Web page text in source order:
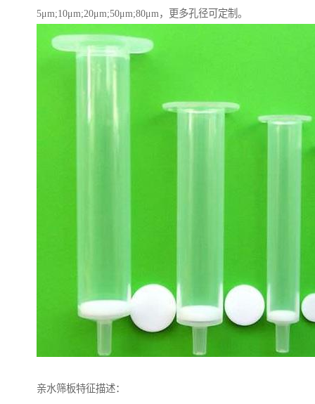
5μm;10μm;20μm;50μm;80μm，更多孔径可定制。
亲水筛板特征描述：